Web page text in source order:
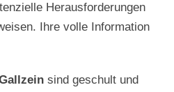
Herausforderungen
Ihre volle Information
sind geschult und